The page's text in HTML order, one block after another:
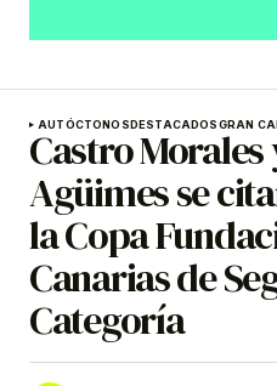
AUTÓCTONOSDESTACADOSGRAN
Castro Morales
Agüimes se
la Copa
Canarias de
Categoría